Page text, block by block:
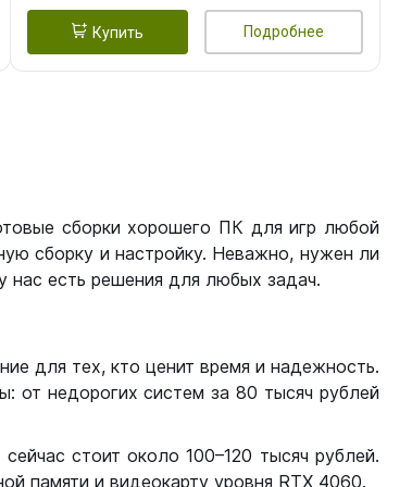
Купить Подробнее
сборки хорошего ПК для игр любой
сборку и настройку. Неважно, нужен ли
есть решения для любых задач.
для тех, кто ценит время и надежность.
от недорогих систем за 80 тысяч рублей
стоит около 100–120 тысяч рублей.
памяти и видеокарту уровня RTX 4060.